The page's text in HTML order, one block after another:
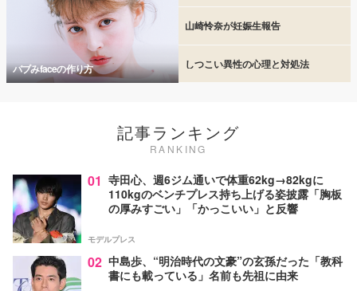
バブみfaceの作り方
山崎怜奈が妊娠生報告
しつこい異性の心理と対処法
記事ランキング
RANKING
01 寺田心、週6ジム通いで体重62kg→82kgに
110kgのベンチプレス持ち上げる姿披露「胸板
の厚みすごい」「かっこいい」と反響
モデルプレス
02 中島歩、“明治時代の文豪”の玄孫だった「教科
書にも載っている」名前も先祖に由来